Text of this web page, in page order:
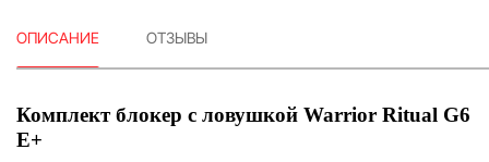
ОПИСАНИЕ ОТЗЫВЫ
Комплект блокер с ловушкой Warrior Ritual G6
E+